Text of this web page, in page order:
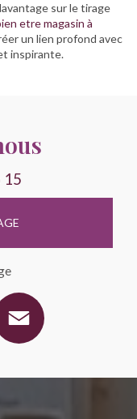
sur le tirage
etre magasin à
un lien profond avec
inspirante.
15